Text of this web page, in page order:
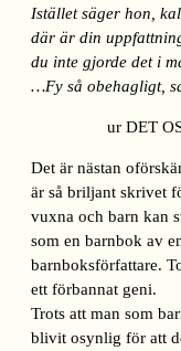
Istället säger hon,
där är din
du inte gjorde det i
…Fy så obehagligt,
ur DET
Det är nästan
är så briljant skrivet
vuxna och barn kan
som en barnbok av
barnboksförfattare.
ett förbannat geni.
Trots att man som
blivit osynlig för att